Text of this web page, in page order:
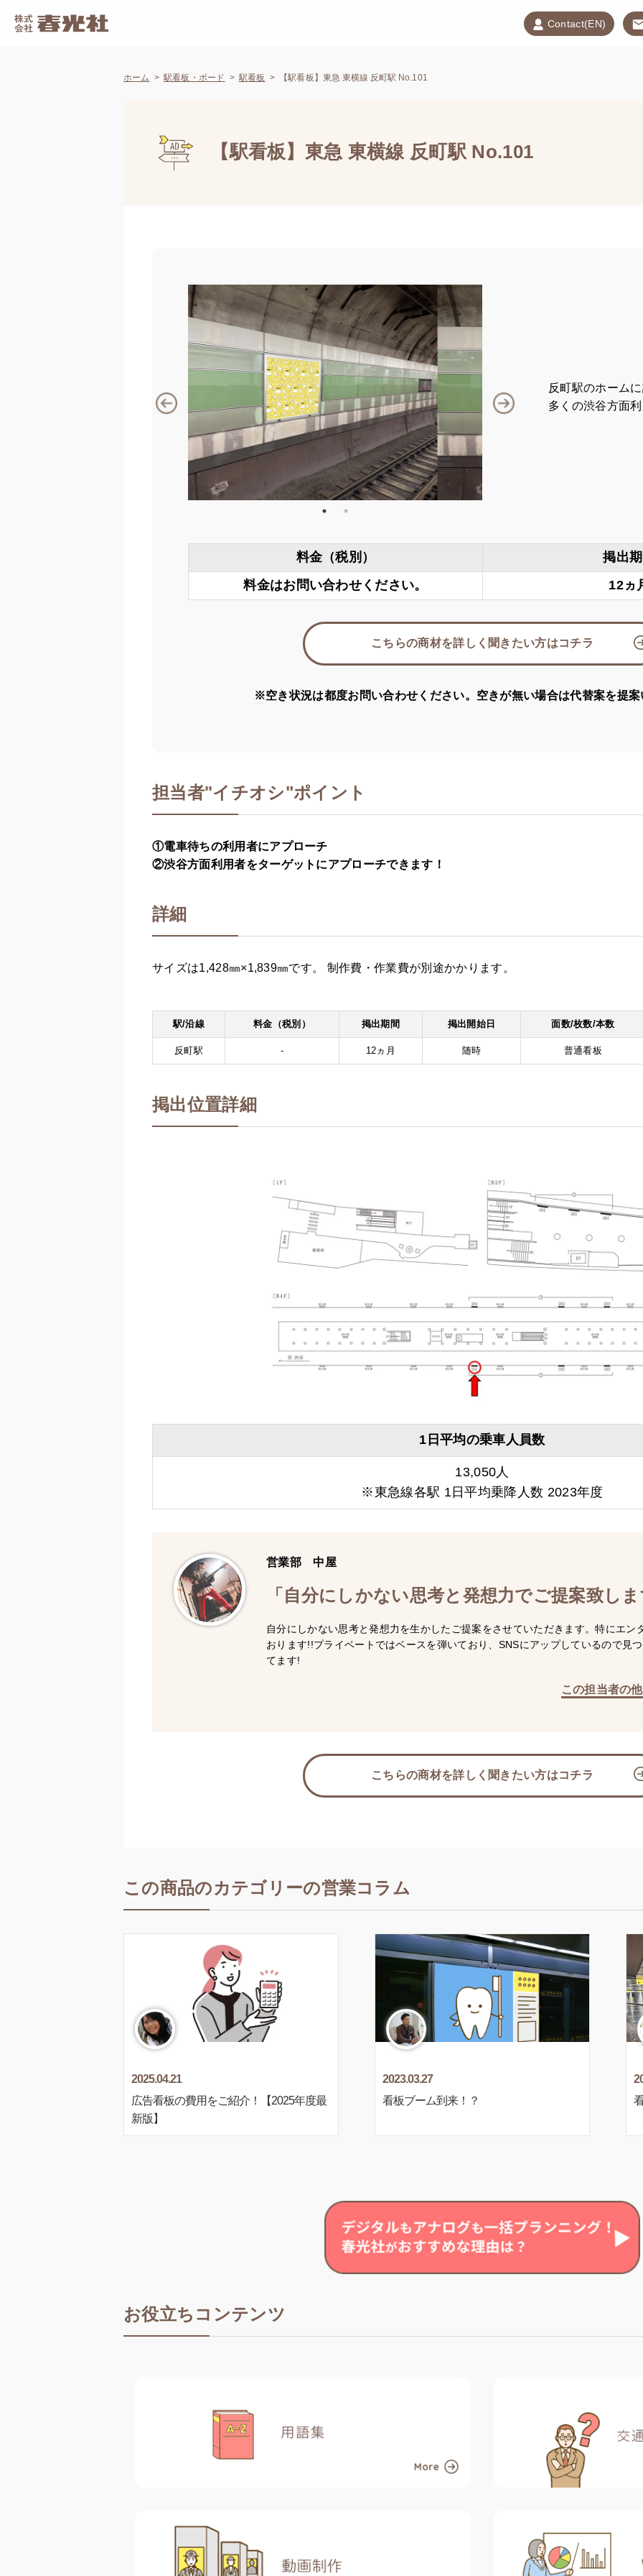
Contact(EN)
ホーム 駅看板・ボード 駅看板 【駅看板】東急 東横線 反町駅 No.101
【駅看板】東急 東横線 反町駅 No.101
反町駅のホーム
多くの渋谷方面
料金（税別）
掲出
料金はお問い合わせください。
12ヵ
こちらの商材を詳しく聞きたい方はコチラ
※空き状況は都度お問い合わせください。空きが無い場合は代替案を提
担当者"イチオシ"ポイント
①電車待ちの利用者にアプローチ
②渋谷方面利用者をターゲットにアプローチできます！
詳細
サイズは1,428㎜×1,839㎜​です。 制作費・作業費が別途かかります。
駅/沿線 料金（税別） 掲出期間 掲出開始日 面数/枚数/本数
反町駅 - 12ヵ月 随時 普通看板
掲出位置詳細
1日平均の乗車人員数
13,050人
※東急線各駅 1日平均乗降人数 2023年度
営業部 中屋
「自分にしかない思考と発想力でご提案致し
自分にしかない思考と発想力を生かしたご提案をさせていただきます。特にエン
おります!!プライベートではベースを弾いており、SNSにアップしているので見
てます!
この担当者の
こちらの商材を詳しく聞きたい方はコチラ
この商品のカテゴリーの営業コラム
2025.04.21
広告看板の費用をご紹介！【2025年度最
新版】
2023.03.27
看板ブーム到来！？
お役立ちコンテンツ